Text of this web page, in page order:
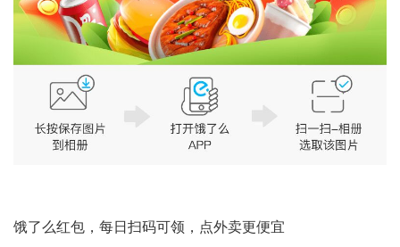
饿了么红包，每日扫码可领，点外卖更便宜